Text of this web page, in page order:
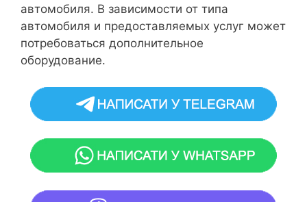
автомобиля. В зависимости от типа
автомобиля и предоставляемых услуг может
потребоваться дополнительное
оборудование.